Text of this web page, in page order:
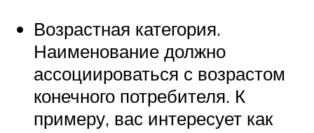
Возрастная категория.
Наименование должно
ассоциироваться с возрастом
конечного потребителя. К
примеру, вас интересует как